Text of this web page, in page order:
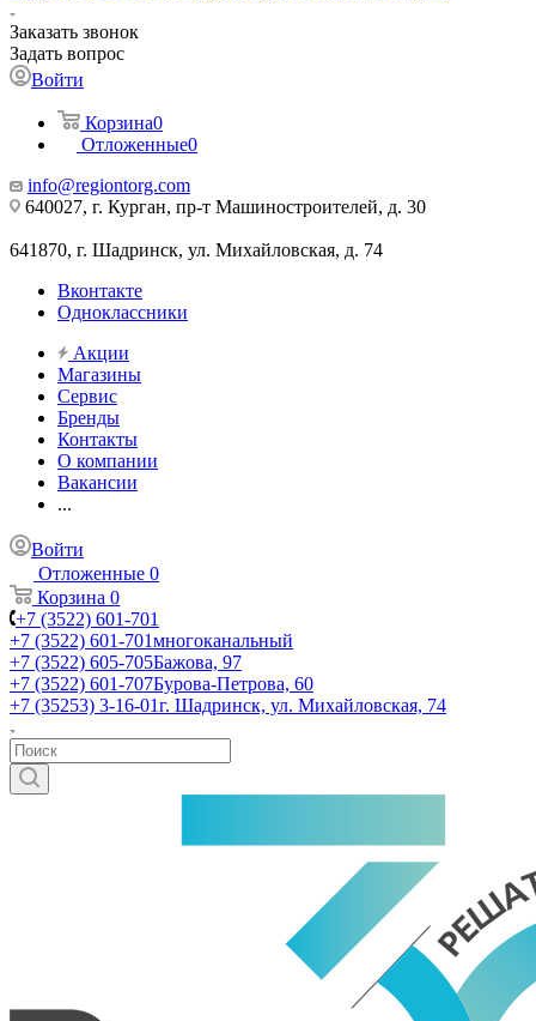
Заказать звонок
Задать вопрос
Войти
Корзина0
Отложенные0
info@regiontorg.com
640027, г. Курган, пр-т Машиностроителей, д. 30
641870, г. Шадринск, ул. Михайловская, д. 74
Вконтакте
Одноклассники
Акции
Магазины
Сервис
Бренды
Контакты
О компании
Вакансии
...
Войти
Отложенные 0
Корзина 0
+7 (3522) 601-701
+7 (3522) 601-701многоканальный
+7 (3522) 605-705Бажова, 97
+7 (3522) 601-707Бурова-Петрова, 60
+7 (35253) 3-16-01г. Шадринск, ул. Михайловская, 74